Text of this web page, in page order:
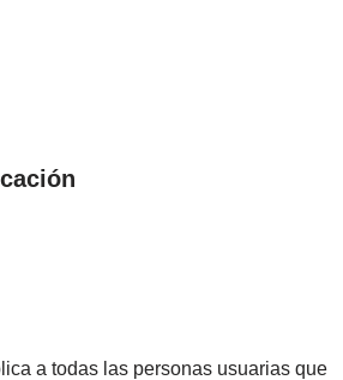
a todas las personas usuarias que